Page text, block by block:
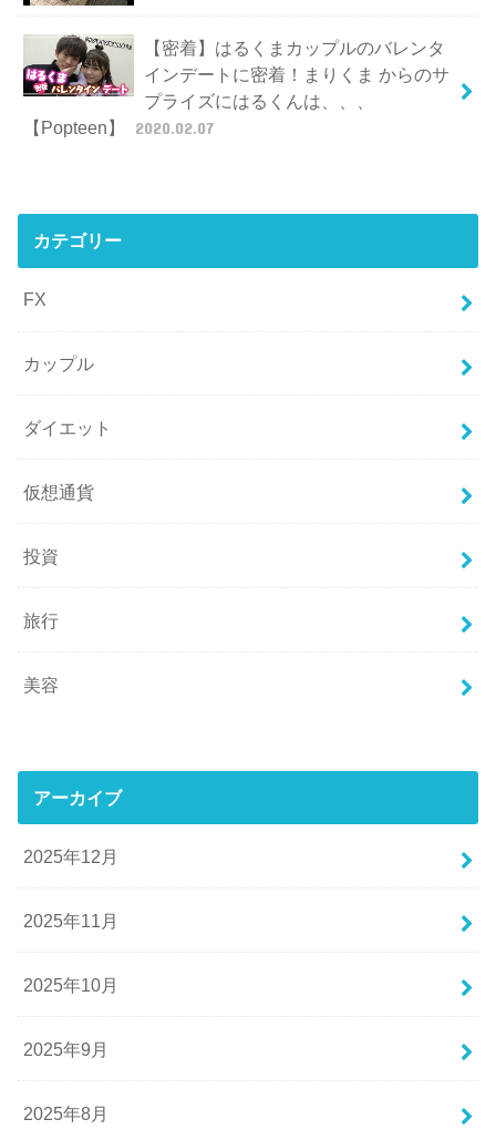
【密着】はるくまカップルのバレンタ
インデートに密着！まりくま からのサ
プライズにはるくんは、、、
【Popteen】
2020.02.07
カテゴリー
FX
カップル
ダイエット
仮想通貨
投資
旅行
美容
アーカイブ
2025年12月
2025年11月
2025年10月
2025年9月
2025年8月